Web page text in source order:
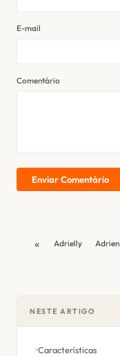
E-mail
Comentário
Enviar Comentário
« Adrielly Adrien
NESTE ARTIGO
Características